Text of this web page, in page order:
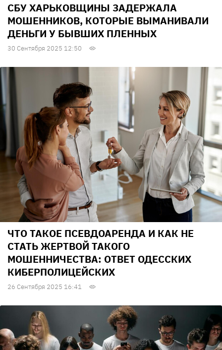
СБУ ХАРЬКОВЩИНЫ ЗАДЕРЖАЛА
МОШЕННИКОВ, КОТОРЫЕ ВЫМАНИВАЛИ
ДЕНЬГИ У БЫВШИХ ПЛЕННЫХ
30 Сентября 2025 12:50
ЧТО ТАКОЕ ПСЕВДОАРЕНДА И КАК НЕ
СТАТЬ ЖЕРТВОЙ ТАКОГО
МОШЕННИЧЕСТВА: ОТВЕТ ОДЕССКИХ
КИБЕРПОЛИЦЕЙСКИХ
26 Сентября 2025 16:41